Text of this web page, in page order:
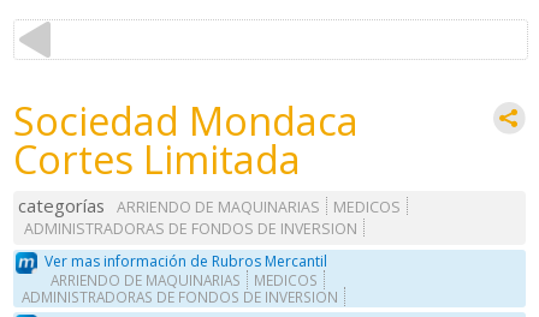
Sociedad Mondaca
Cortes Limitada
categorías ARRIENDO DE MAQUINARIAS
MEDICOS
ADMINISTRADORAS DE FONDOS DE INVERSION
Ver mas información de Rubros Mercantil
ARRIENDO DE MAQUINARIAS
MEDICOS
ADMINISTRADORAS DE FONDOS DE INVERSION